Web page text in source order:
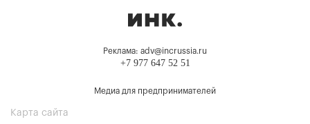
Реклама: adv@incrussia.ru
+7 977 647 52 51
Медиа для предпринимателей
Карта сайта